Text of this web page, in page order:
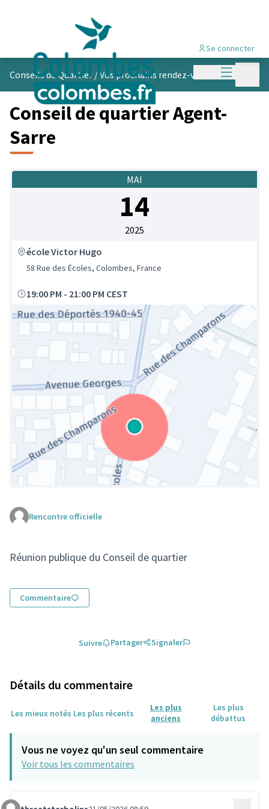
Menu
Se connecter
Conseils de Quartier /Vos prochains rendez-vous
Conseil de quartier Agent-
Sarre
MAI
14
2025
école Victor Hugo
58 Rue des Écoles, Colombes, France
19:00 PM - 21:00 PM CEST
(Lien externe)
Rencontre officielle
Réunion publique du Conseil de quartier
Commentaire
Suivre Partager Signaler
Détails du commentaire
Les mieux notés Les plus récents
Les plus
anciens
Les plus
débattus
Vous ne voyez qu'un seul commentaire
Voir tous les commentaires